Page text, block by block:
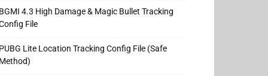
4.3 High Damage & Magic Bullet Tracking
File
Lite Location Tracking Config File (Safe